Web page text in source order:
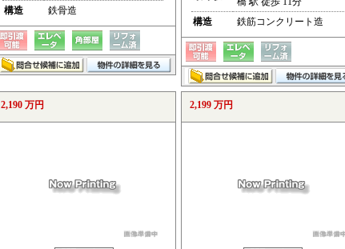
構造
鉄骨造
構造
鉄筋コンクリート造
2,190 万円 2,199 万円